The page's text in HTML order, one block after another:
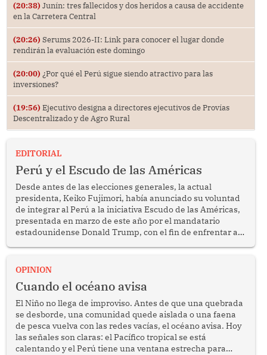
(20:38) Junín: tres fallecidos y dos heridos a causa de accidente
en la Carretera Central
(20:26) Serums 2026-II: Link para conocer el lugar donde
rendirán la evaluación este domingo
(20:00) ¿Por qué el Perú sigue siendo atractivo para las
inversiones?
(19:56) Ejecutivo designa a directores ejecutivos de Provías
Descentralizado y de Agro Rural
EDITORIAL
Perú y el Escudo de las Américas
Desde antes de las elecciones generales, la actual
presidenta, Keiko Fujimori, había anunciado su voluntad
de integrar al Perú a la iniciativa Escudo de las Américas,
presentada en marzo de este año por el mandatario
estadounidense Donald Trump, con el fin de enfrentar al
OPINION
Cuando el océano avisa
El Niño no llega de improviso. Antes de que una quebrada
se desborde, una comunidad quede aislada o una faena
de pesca vuelva con las redes vacías, el océano avisa. Hoy
las señales son claras: el Pacífico tropical se está
calentando y el Perú tiene una ventana estrecha para